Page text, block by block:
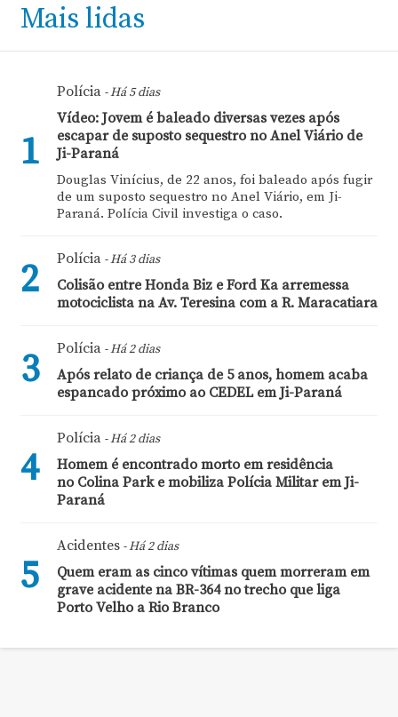
Mais lidas
1
Polícia- Há 5 dias
Vídeo: Jovem é baleado diversas vezes após
escapar de suposto sequestro no Anel Viário de
Ji-Paraná
Douglas Vinícius, de 22 anos, foi baleado após fugir
de um suposto sequestro no Anel Viário, em Ji-
Paraná. Polícia Civil investiga o caso.
2 Polícia- Há 3 dias
Colisão entre Honda Biz e Ford Ka arremessa
motociclista na Av. Teresina com a R. Maracatiara
3 Polícia- Há 2 dias
Após relato de criança de 5 anos, homem acaba
espancado próximo ao CEDEL em Ji-Paraná
4
Polícia- Há 2 dias
Homem é encontrado morto em residência
no Colina Park e mobiliza Polícia Militar em Ji-
Paraná
5
Acidentes- Há 2 dias
Quem eram as cinco vítimas quem morreram em
grave acidente na BR-364 no trecho que liga
Porto Velho a Rio Branco